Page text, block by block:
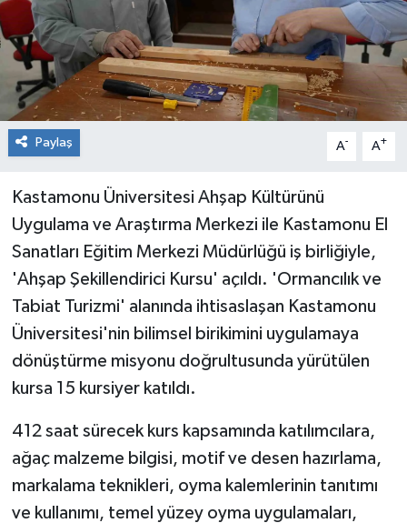
Paylaş A- A+
Kastamonu Üniversitesi Ahşap Kültürünü
Uygulama ve Araştırma Merkezi ile Kastamonu El
Sanatları Eğitim Merkezi Müdürlüğü iş birliğiyle,
'Ahşap Şekillendirici Kursu' açıldı. 'Ormancılık ve
Tabiat Turizmi' alanında ihtisaslaşan Kastamonu
Üniversitesi'nin bilimsel birikimini uygulamaya
dönüştürme misyonu doğrultusunda yürütülen
kursa 15 kursiyer katıldı.
412 saat sürecek kurs kapsamında katılımcılara,
ağaç malzeme bilgisi, motif ve desen hazırlama,
markalama teknikleri, oyma kalemlerinin tanıtımı
ve kullanımı, temel yüzey oyma uygulamaları,